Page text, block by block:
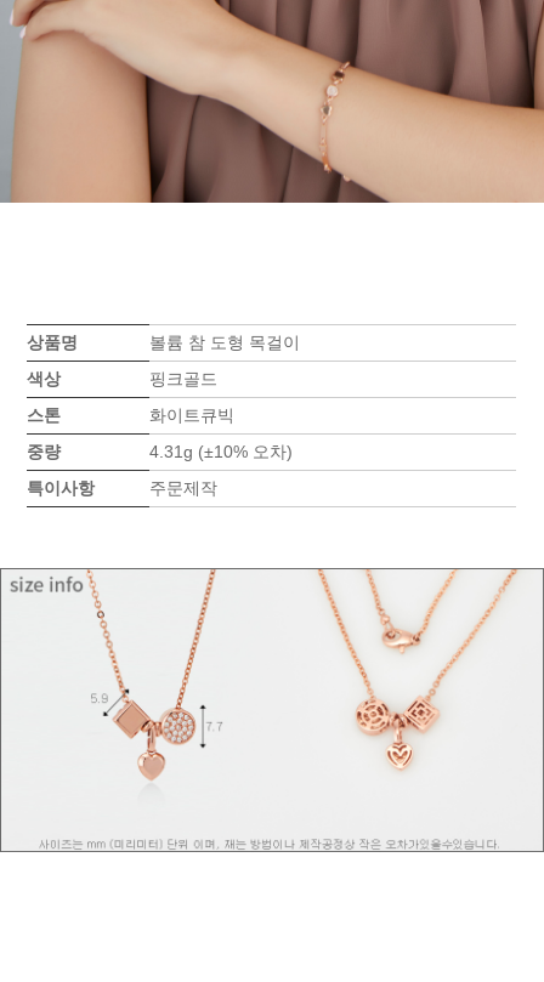
상품명
볼륨 참 도형 목걸이
색상
핑크골드
스톤
화이트큐빅
중량
4.31g (±10% 오차)
특이사항
주문제작